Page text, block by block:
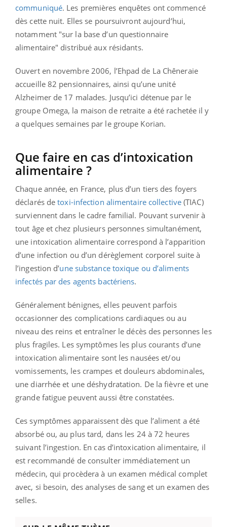
communiqué. Les premières enquêtes ont commencé
dès cette nuit. Elles se poursuivront aujourd’hui,
notamment "sur la base d’un questionnaire
alimentaire" distribué aux résidants.
Ouvert en novembre 2006, l’Ehpad de La Chêneraie
accueille 82 pensionnaires, ainsi qu’une unité
Alzheimer de 17 malades. Jusqu’ici détenue par le
groupe Omega, la maison de retraite a été rachetée il y
a quelques semaines par le groupe Korian.
Que faire en cas d’intoxication
alimentaire ?
Chaque année, en France, plus d’un tiers des foyers
déclarés detoxi-infection alimentaire collective(TIAC)
surviennent dans le cadre familial. Pouvant survenir à
tout âge et chez plusieurs personnes simultanément,
une intoxication alimentaire correspond à l’apparition
d’une infection ou d’un dérèglement corporel suite à
l’ingestion d’une substance toxique ou d’aliments
infectés par des agents bactériens.
Généralement bénignes, elles peuvent parfois
occasionner des complications cardiaques ou au
niveau des reins et entraîner le décès des personnes les
plus fragiles. Les symptômes les plus courants d’une
intoxication alimentaire sont les nausées et/ou
vomissements, les crampes et douleurs abdominales,
une diarrhée et une déshydratation. De la fièvre et une
grande fatigue peuvent aussi être constatées.
Ces symptômes apparaissent dès que l’aliment a été
absorbé ou, au plus tard, dans les 24 à 72 heures
suivant l’ingestion. En cas d’intoxication alimentaire, il
est recommandé de consulter immédiatement un
médecin, qui procèdera à un examen médical complet
avec, si besoin, des analyses de sang et un examen des
selles.